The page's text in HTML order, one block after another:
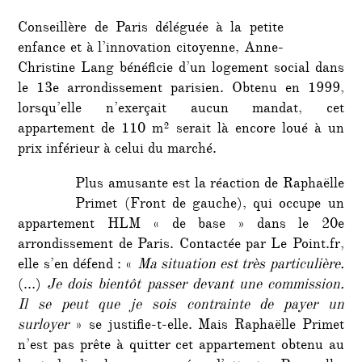
Conseillère de Paris déléguée à la petite
enfance et à l’innovation citoyenne, Anne-
Christine Lang bénéficie d’un logement social dans
le 13e arrondissement parisien. Obtenu en 1999,
lorsqu’elle n’exerçait aucun mandat, cet
appartement de 110 m² serait là encore loué à un
prix inférieur à celui du marché.
Plus amusante est la réaction de Raphaëlle
Primet (Front de gauche), qui occupe un
appartement HLM « de base » dans le 20e
arrondissement de Paris. Contactée par Le Point.fr,
elle s’en défend : « Ma situation est très particulière.
(…) Je dois bientôt passer devant une commission.
Il se peut que je sois contrainte de payer un
surloyer» se justifie-t-elle. Mais Raphaëlle Primet
n’est pas prête à quitter cet appartement obtenu au